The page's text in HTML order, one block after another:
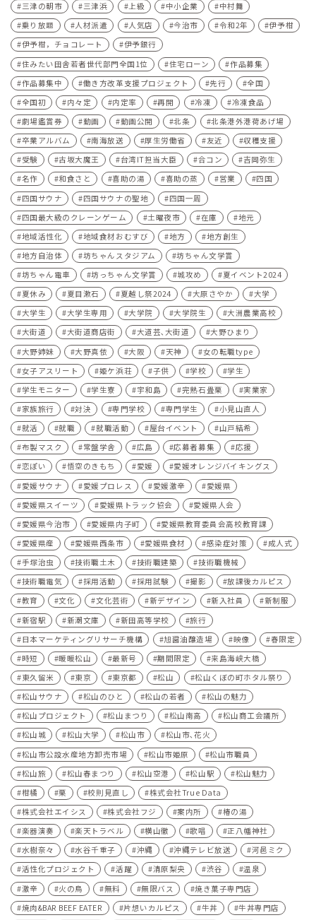
三津の朝市
三津浜 上級 中小企業
中村舞
乗り放題
人材派遣 人気店 今治市 令和2年
伊予柑
伊予柑，チョコレート
伊予銀行
住みたい田舎若者世代部門全国1位
住宅ローン
作品募集
作品募集中
働き方改革支援プロジェクト 先行
全国
全国初
内々定 内定率 再開 冷凍
冷凍食品
劇場鑑賞券
動画 動画公開 北条
北条港外港荷あげ場
卒業アルバム
南海放送 厚生労働省 友近
収穫支援
受験
古坂大魔王 台湾IT担当大臣 合コン
吉岡弥生
名作
和食さと 喜助の湯 喜助の蒸 営業
四国
四国サウナ
四国サウナの聖地
四国一周
四国最大級のクレーンゲーム
土曜夜市 在庫
地元
地域活性化
地域食材おむすび 地方
地方創生
地方自治体
坊ちゃんスタジアム
坊ちゃん文学賞
坊ちゃん電車
坊っちゃん文学賞 城攻め
夏イベント2024
夏休み
夏目漱石 夏越し祭2024 大原さやか
大学
大学生
大学生専用 大学院 大学院生
大洲農業高校
大街道
大街道商店街 大道芸､大街道
大野ひまり
大野姉妹
大野真依 大阪 天神
女の転職type
女子アスリート
姫ケ浜荘 子供 学校
学生
学生モニター
学生寮 宇和島 完熟石畳栗
実業家
家族旅行
対決 専門学校 専門学生
小見山直人
就活
就職 就職活動 屋台イベント
山戸結希
布製マスク
常盤学舎 広島 応募者募集
応援
恋ぽい
悟空のきもち 愛媛
愛媛オレンジバイキングス
愛媛サウナ
愛媛プロレス 愛媛激辛
愛媛県
愛媛県スイーツ
愛媛県トラック協会
愛媛県人会
愛媛県今治市
愛媛県内子町
愛媛県教育委員会高校教育課
愛媛県産
愛媛県西条市 愛媛県食材 感染症対策
成人式
手塚治虫
技術職土木 技術職建築
技術職機械
技術職電気
採用活動 採用試験 撮影
放課後カルピス
教育
文化 文化芸術 新デザイン 新入社員
新制服
新宿駅
新潮文庫 新田高等学校
旅行
日本マーケティングリサーチ機構
旭醤油醸造場 映像
春限定
時短
暖暖松山 最新号 期間限定
来島海峡大橋
東久留米
東京 東京都 松山
松山くぼの町ホタル祭り
松山サウナ
松山のひと 松山の若者
松山の魅力
松山プロジェクト
松山まつり 松山南高
松山商工会議所
松山城
松山大学 松山市
松山市､花火
松山市公設水産地方卸売市場
松山市姫原
松山市職員
松山旅
松山春まつり 松山空港 松山駅
松山魅力
柑橘
栗 校則見直し
株式会社True Data
株式会社エイシス
株式会社フジ 案内所
椿の湯
楽器演奏
楽天トラベル 横山徹 歌唱
正八幡神社
水樹奈々
水谷千重子 沖縄 沖縄テレビ放送
河⾢ミク
活性化プロジェクト
活躍 清原梨央 渋谷
温泉
激辛
火の鳥 無料 無限バス
焼き菓子専門店
焼肉&BAR BEEF EATER
片想いカルピス 牛丼
牛丼専門店